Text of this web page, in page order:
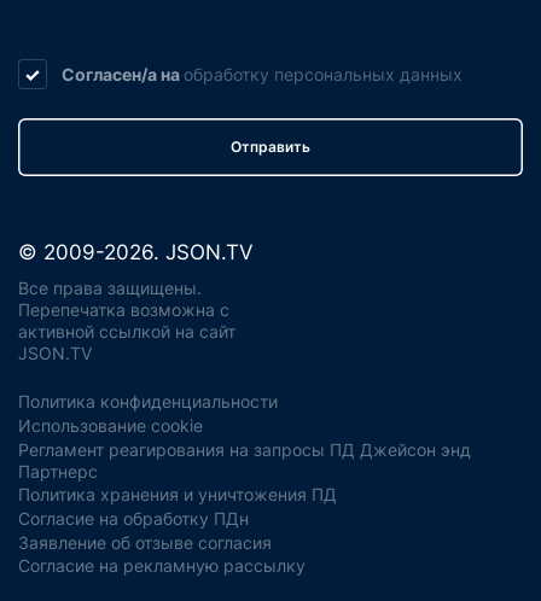
Согласен/а на обработку персональных данных
Отправить
© 2009-2026. JSON.TV
Все права защищены.
Перепечатка возможна с
активной ссылкой на сайт
JSON.TV
Политика конфиденциальности
Использование cookie
Регламент реагирования на запросы ПД Джейсон энд
Партнерс
Политика хранения и уничтожения ПД
Согласие на обработку ПДн
Заявление об отзыве согласия
Согласие на рекламную рассылку